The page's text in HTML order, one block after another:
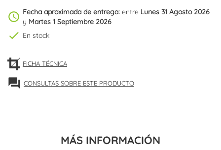
schedule Fecha aproximada de entrega: entre Lunes 31 Agosto 2026
y Martes 1 Septiembre 2026
check En stock
FICHA TÉCNICA
forum CONSULTAS SOBRE ESTE PRODUCTO
MÁS INFORMACIÓN